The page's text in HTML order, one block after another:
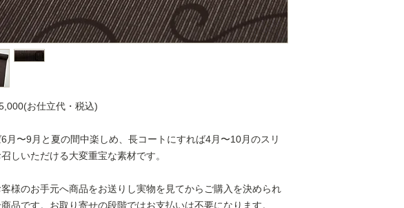
お仕立代・税込)
月〜9月と夏の間中楽しめ、長コートにすれば4月〜10月のスリ
しいただける大変重宝な素材です。
様のお手元へ商品をお送りし実物を見てからご購入を決められ
品です。お取り寄せの段階ではお支払いは不要になります。